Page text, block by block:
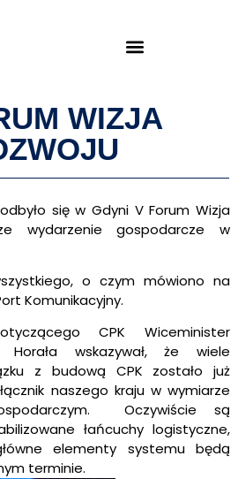
WIZJA
się w Gdyni V Forum Wizja
wydarzenie gospodarcze w
o czym mówiono na
Komunikacyjny.
CPK Wiceminister
Horała wskazywał, że wiele
z budową CPK zostało już
naszego kraju w wymiarze
Oczywiście są
łańcuchy logistyczne,
elementy systemu będą
terminie.